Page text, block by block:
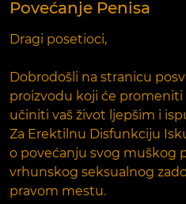
Povećanje Penisa
Dragi posetioci,
Dobrodošli na stranicu
proizvodu koji će promeniti
učiniti vaš život ljepšim i
Za Erektilnu Disfunkciju
o povećanju svog muškog
vrhunskog seksualnog
pravom mestu.